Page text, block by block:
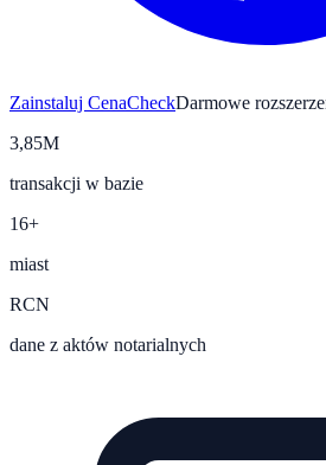
Zainstaluj CenaCheckDarmowe
3,85M
transakcji w bazie
16+
miast
RCN
dane z aktów notarialnych